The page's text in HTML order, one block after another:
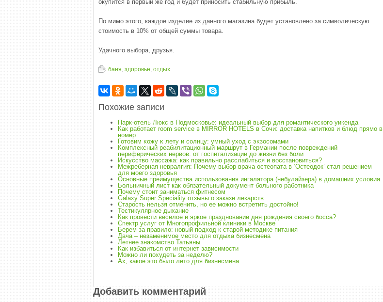
окупится в первый же год и будет приносить стабильную прибыль.
По мимо этого, каждое изделие из данного магазина будет установлено за символическую
стоимость в 10% от общей суммы товара.
Удачного выбора, друзья.
баня, здоровье, отдых
Похожие записи
Парк-отель Люкс в Подмосковье: идеальный выбор для романтического уикенда
Как работает room service в MIRROR HOTELS в Сочи: доставка напитков и блюд прямо в
номер
Готовим ĸожу ĸ лету и солнцу: умный уход с эĸзосомами
Комплексный реабилитационный маршрут в Германии после повреждений
периферических нервов: от госпитализации до жизни без боли
Искусство массажа: как правильно расслабиться и восстановиться?
Межреберная невралгия: Почему выбор врача остеопата в ‘Остеодок’ стал решением
для моего здоровья
Основные преимущества использования ингалятора (небулайзера) в домашних условия
Больничный лист как обязательный документ больного работника
Почему стоит заниматься фитнесом
Galaxy Super Speciality отзывы о заказе лекарств
Старость нельзя отменить, но ее можно встретить достойно!
Тестикулярное дыхание
Как провести веселое и яркое празднование дня рождения своего босса?
Спектр услуг от Многопрофильной клиники в Москве
Берем за правило: новый подход к старой методике питания
Дача – незаменимое место для отдыха бизнесмена
Летнее знакомство Татьяны
Как избавиться от интернет зависимости
Можно ли похудеть за неделю?
Ах, какое это было лето для бизнесмена …
Добавить комментарий